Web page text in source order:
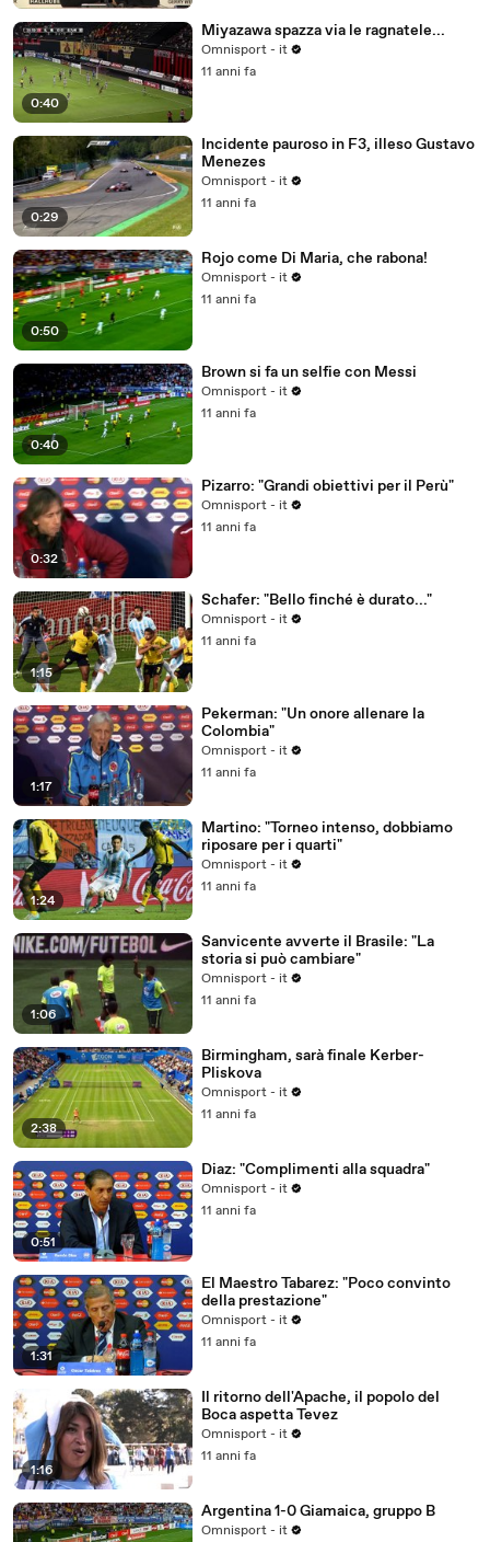
0:40
Miyazawa spazza via le ragnatele...
Omnisport - it
11 anni fa
0:29
Incidente pauroso in F3, illeso Gustavo
Menezes
Omnisport - it
11 anni fa
0:50
Rojo come Di Maria, che rabona!
Omnisport - it
11 anni fa
0:40
Brown si fa un selfie con Messi
Omnisport - it
11 anni fa
0:32
Pizarro: "Grandi obiettivi per il Perù"
Omnisport - it
11 anni fa
1:15
Schafer: "Bello finché è durato..."
Omnisport - it
11 anni fa
1:17
Pekerman: "Un onore allenare la
Colombia"
Omnisport - it
11 anni fa
1:24
Martino: "Torneo intenso, dobbiamo
riposare per i quarti"
Omnisport - it
11 anni fa
1:06
Sanvicente avverte il Brasile: "La
storia si può cambiare"
Omnisport - it
11 anni fa
2:38
Birmingham, sarà finale Kerber-
Pliskova
Omnisport - it
11 anni fa
0:51
Diaz: "Complimenti alla squadra"
Omnisport - it
11 anni fa
1:31
El Maestro Tabarez: "Poco convinto
della prestazione"
Omnisport - it
11 anni fa
1:16
Il ritorno dell'Apache, il popolo del
Boca aspetta Tevez
Omnisport - it
11 anni fa
Argentina 1-0 Giamaica, gruppo B
Omnisport - it